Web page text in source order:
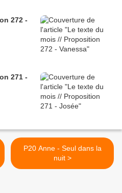
272 -
271 -
P20 Anne - Seul dans la
nuit >